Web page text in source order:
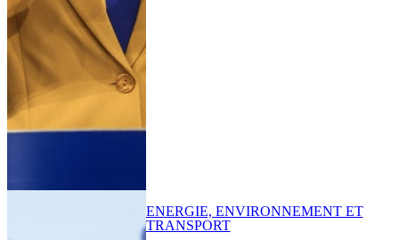
ENERGIE, ENVIRONNEMENT ET
TRANSPORT